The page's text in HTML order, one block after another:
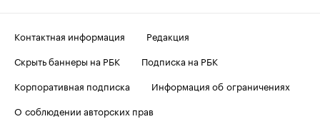
Контактная информация
Редакция
Скрыть баннеры на РБК
Подписка на РБК
Корпоративная подписка
Информация об ограничениях
О соблюдении авторских прав